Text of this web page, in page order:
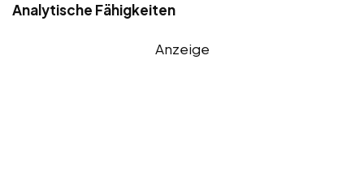
Analytische Fähigkeiten
Anzeige